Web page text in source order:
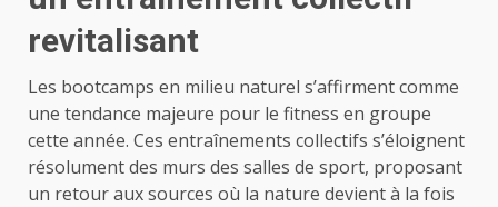
revitalisant
Les bootcamps en milieu naturel s’affirment comme
une tendance majeure pour le fitness en groupe
cette année. Ces entraînements collectifs s’éloignent
résolument des murs des salles de sport, proposant
un retour aux sources où la nature devient à la fois